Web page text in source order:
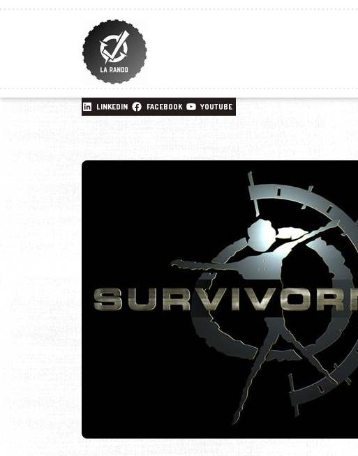
LINKEDIN FACEBOOK YOUTUBE